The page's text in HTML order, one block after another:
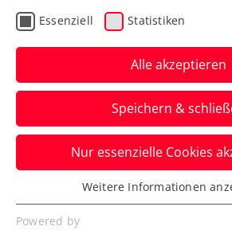
Lobnig ist
der FE&MALE
Conference 2025
Österreichs Rudersport-Ass
Frauensportevent im Zuge
Essenziell Statistiken
Alle akzeptieren
Speichern &
Nur essenzielle Cookies
Essenziell
Essenzielle Cookies werden für
Weitere Informationen
Powered by